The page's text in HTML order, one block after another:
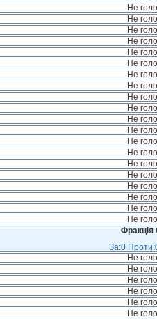
Не
Не
Не
Не
Не
Не
Не
Не
Не
Не
Не
Не
Не
Не
Не
Не
Не
Не
Не
Не
Фракція
За:0
Не
Не
Не
Не
Не
Не